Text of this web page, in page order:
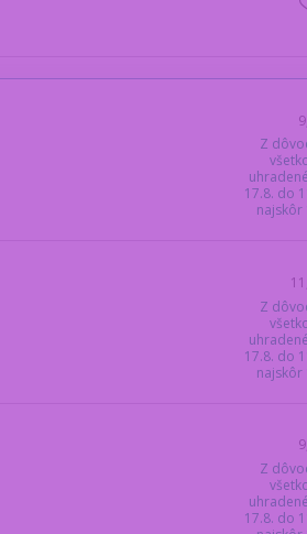
Z
17.8. do
najskôr
Z
17.8. do
najskôr
Z
17.8. do